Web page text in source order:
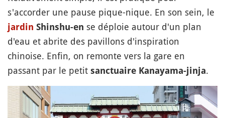
s'accorder une pause pique-nique. En son sein, le
jardin Shinshu-en se déploie autour d'un plan
d'eau et abrite des pavillons d'inspiration
chinoise. Enfin, on remonte vers la gare en
passant par le petit sanctuaire Kanayama-jinja.